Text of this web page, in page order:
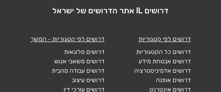
דרושים IL אתר הדרושים של ישראל
דרושים לפי קטגוריות
דרושים כל הקטגוריות
דרושים אבטחת מידע
דרושים אדמיניסטרציה
דרושים אופנה
דרושים אינטרנט
דרושים לפי קטגוריות - המשך
דרושים מלונאות
דרושים משאבי אנוש
דרושים עבודה מהבית
דרושים עיצוב
דרושים עורכי דין